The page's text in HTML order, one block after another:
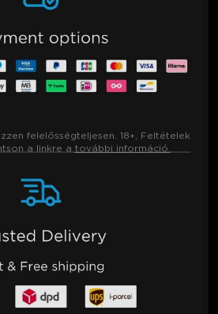
felelősségteljesen. 18+, Feltételek
a linkre a további információ.